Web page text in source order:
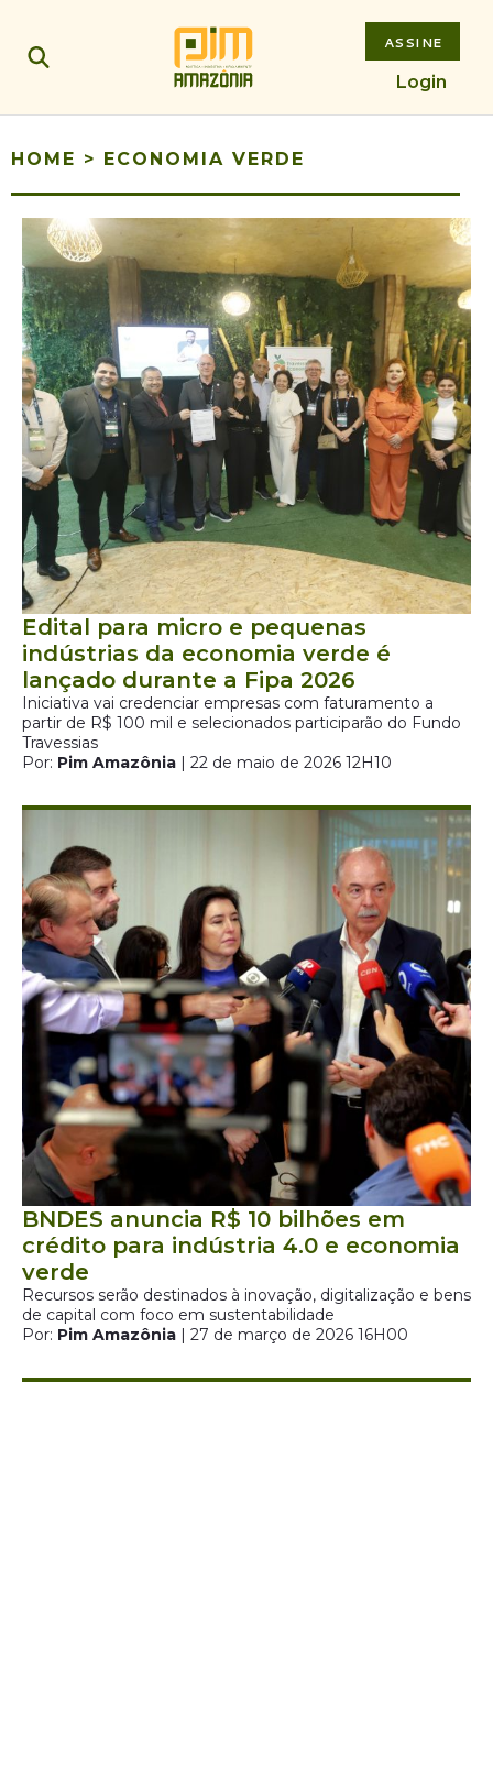
ASSINE
Login
HOME > ECONOMIA VERDE
Edital para micro e pequenas
indústrias da economia verde é
lançado durante a Fipa 2026
Iniciativa vai credenciar empresas com faturamento a
partir de R$ 100 mil e selecionados participarão do Fundo
Travessias
Por: Pim Amazônia | 22 de maio de 2026 12H10
BNDES anuncia R$ 10 bilhões em
crédito para indústria 4.0 e economia
verde
Recursos serão destinados à inovação, digitalização e bens
de capital com foco em sustentabilidade
Por: Pim Amazônia | 27 de março de 2026 16H00